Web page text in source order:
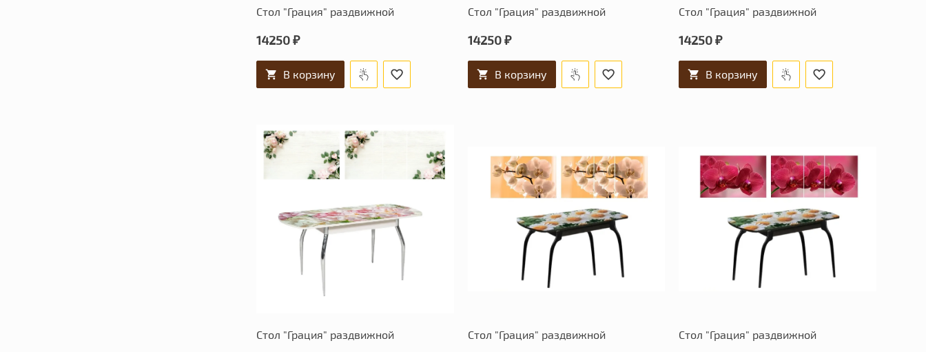
Стол "Грация" раздвижной
14250 ₽
В корзину
Стол "Грация" раздвижной
14250 ₽
В корзину
Стол "Грация" раздвижной
14250 ₽
В корзину
Стол "Грация" раздвижной Стол "Грация" раздвижной Стол "Грация" раздвижной